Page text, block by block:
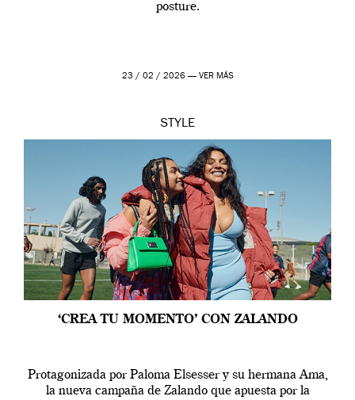
posture.
23 / 02 / 2026 — VER MÁS
STYLE
‘CREA TU MOMENTO’ CON ZALANDO
Protagonizada por Paloma Elsesser y su hermana Ama,
la nueva campaña de Zalando que apuesta por la